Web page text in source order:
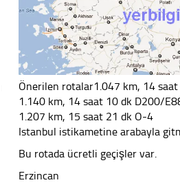
Önerilen rotalar1.047 km, 14
1.140 km, 14 saat 10 dk D200/
1.207 km, 15 saat 21 dk O-4
Istanbul istikametine arabayla
Bu rotada ücretli geçişler var.
Erzincan